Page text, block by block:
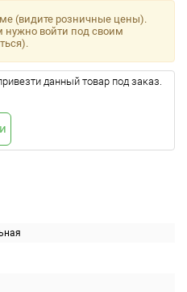
(видите розничные цены).
нужно войти под своим
данный товар под заказ.